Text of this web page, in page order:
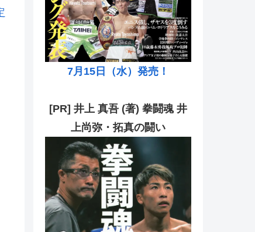
7月15日（水）発売！
[PR] 井上 真吾 (著) 拳闘魂 井
上尚弥・拓真の闘い